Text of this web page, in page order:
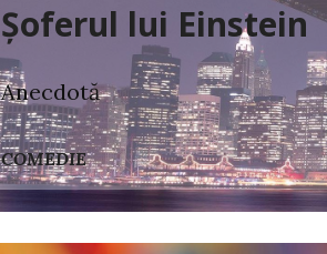
Șoferul lui Einstein
Anecdotă
COMEDIE